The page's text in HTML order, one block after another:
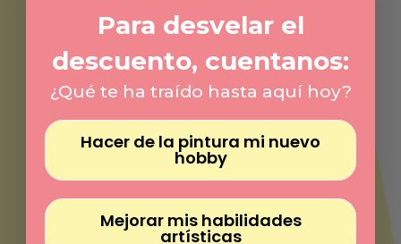
Para desvelar el
descuento, cuentanos:
¿Qué te ha traído hasta aquí hoy?
Hacer de la pintura mi nuevo
hobby
Mejorar mis habilidades
artísticas